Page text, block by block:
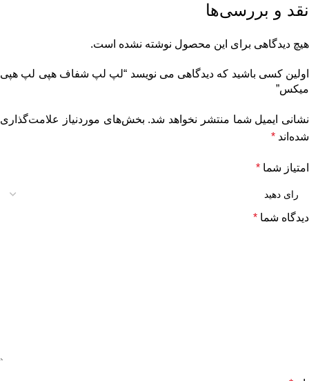
نقد و بررسی‌ها
هیچ دیدگاهی برای این محصول نوشته نشده است.
اولین کسی باشید که دیدگاهی می نویسد “لپ لپ شفاف هپی لپ هپی
میکس”
نشانی ایمیل شما منتشر نخواهد شد. بخش‌های موردنیاز علامت‌گذاری
شده‌اند *
امتیاز شما *
دیدگاه شما *